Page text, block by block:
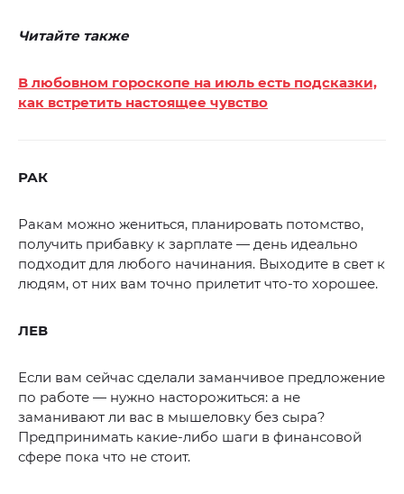
Читайте также
В любовном гороскопе на июль есть подсказки,
как встретить настоящее чувство
РАК
Ракам можно жениться, планировать потомство,
получить прибавку к зарплате — день идеально
подходит для любого начинания. Выходите в свет к
людям, от них вам точно прилетит что-то хорошее.
ЛЕВ
Если вам сейчас сделали заманчивое предложение
по работе — нужно насторожиться: а не
заманивают ли вас в мышеловку без сыра?
Предпринимать какие-либо шаги в финансовой
сфере пока что не стоит.